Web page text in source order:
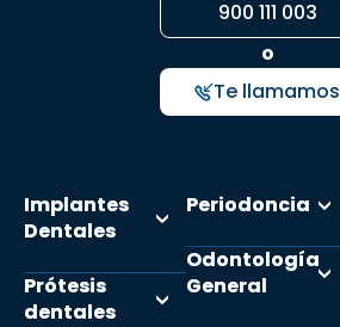
900 111 003
o
Te llamamos
Implantes
Dentales
Prótesis
dentales
Periodoncia
Odontología
General